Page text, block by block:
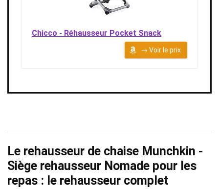
Chicco - Réhausseur Pocket Snack
→ Voir le prix
Le rehausseur de chaise Munchkin -
Siège rehausseur Nomade pour les
repas : le rehausseur complet